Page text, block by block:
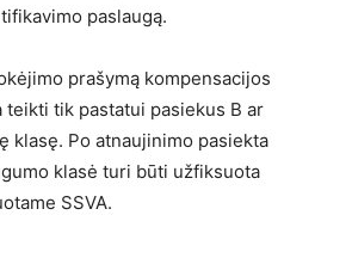
paslaugą.
prašymą kompensacijos
teikti tik pastatui pasiekus B ar
klasę. Po atnaujinimo pasiekta
klasė turi būti užfiksuota
SSVA.